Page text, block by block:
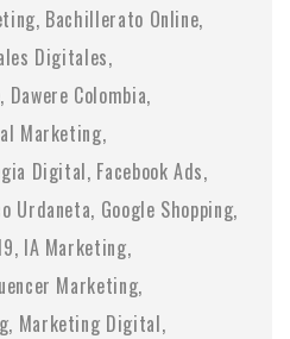
Bachillerato Online
Digitales
Dawere Colombia
Marketing
Digital Facebook Ads
Urdaneta Google Shopping
IA Marketing
Marketing
Marketing Digital